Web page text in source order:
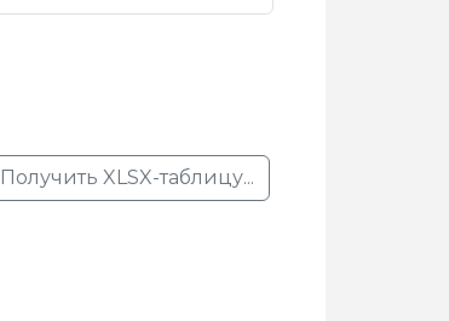
Получить XLSX-таблицу...